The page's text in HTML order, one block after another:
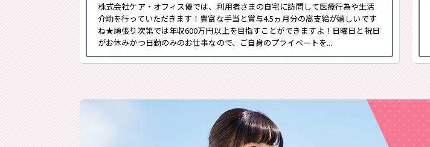
株式会社ケア・オフィス優では、利用者さまの自宅に訪問して医療行為や生活
介助を行っていただきます！豊富な手当と賞与4.5ヵ月分の高支給が嬉しいです
ね★頑張り次第では年収600万円以上を目指すことができますよ！日曜日と祝日
がお休みかつ日勤のみのお仕事なので、ご自身のプライベートを...